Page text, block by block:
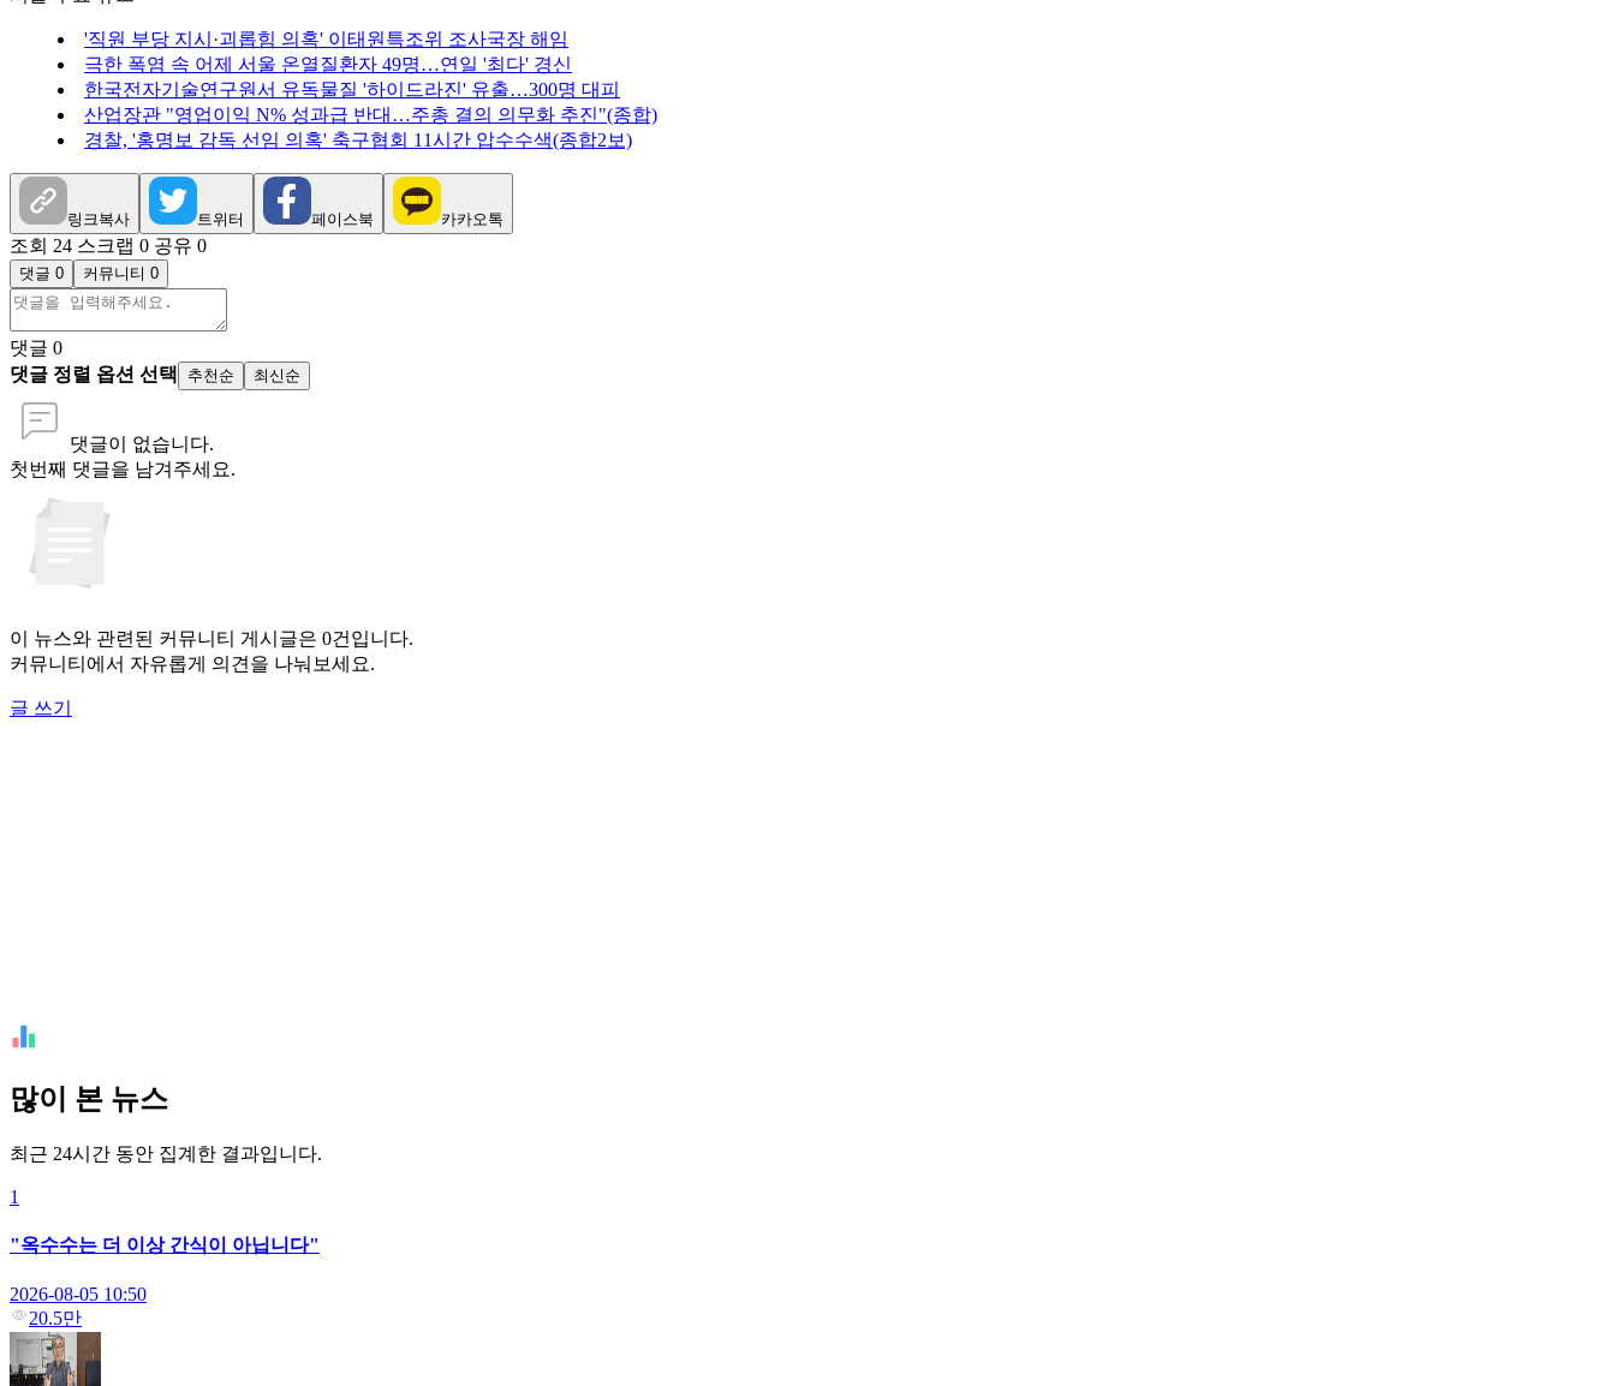
'직원 부당 지시·괴롭힘 의혹' 이태원특조위 조사국장 해임
극한 폭염 속 어제 서울 온열질환자 49명…연일 '최다' 경신
한국전자기술연구원서 유독물질 '하이드라진' 유출…300명 대피
산업장관 "영업이익 N% 성과급 반대…주총 결의 의무화 추진"(종합)
경찰, '홍명보 감독 선임 의혹' 축구협회 11시간 압수수색(종합2보)
링크복사 트위터 페이스북 카카오톡
조회 24 스크랩 0 공유 0
댓글 0 커뮤니티 0
댓글 0
댓글 정렬 옵션 선택
추천순 최신순
댓글이 없습니다.
첫번째 댓글을 남겨주세요.
이 뉴스와 관련된 커뮤니티 게시글은 0건입니다.
커뮤니티에서 자유롭게 의견을 나눠보세요.
글 쓰기
많이 본 뉴스
최근 24시간 동안 집계한 결과입니다.
1
"옥수수는 더 이상 간식이 아닙니다"
2026-08-05 10:50
20.5만